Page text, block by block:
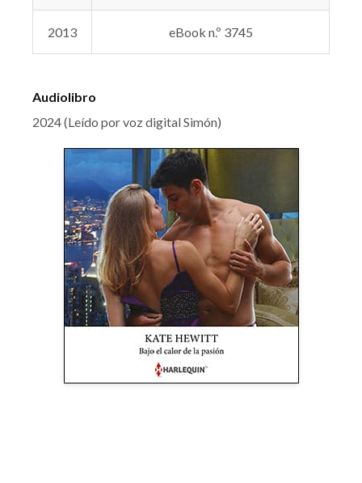
2013 eBook n.º 3745
Audiolibro
2024 (Leído por voz digital Simón)